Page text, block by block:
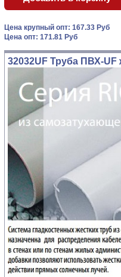
Цена крупный опт: 167.33 Руб
Цена опт: 171.81 Руб
32032UF Труба ПВХ-UF